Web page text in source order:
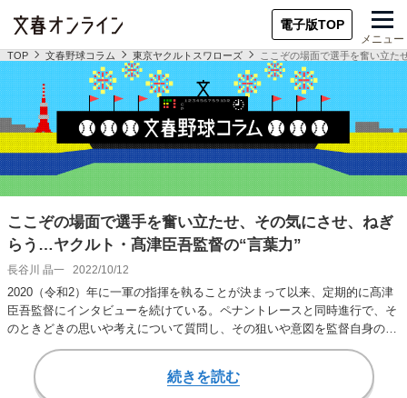
電子版TOP
メニュー
TOP 文春野球コラム 東京ヤクルトスワローズ ここぞの場面で選手を奮い立た
ここぞの場面で選手を奮い立たせ、その気にさせ、ねぎ
らう…ヤクルト・髙津臣吾監督の“言葉力”
長谷川 晶一 2022/10/12
2020（令和2）年に一軍の指揮を執ることが決まって以来、定期的に髙津
臣吾監督にインタビューを続けている。ペナントレースと同時進行で、そ
のときどきの思いや考えについて質問し、その狙いや意図を監督自身の言
葉で説明をし…
続きを読む